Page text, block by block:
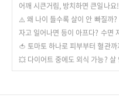
어깨 시큰거림, 방치하면 큰일나요!
⚠️ 왜 나이 들수록 살이 안 빠질까?
자고 일어나면 등이 아프다? 수
🍅 토마토 하나로 피부부터 혈관
💥 다이어트 중에도 외식 가능? 살